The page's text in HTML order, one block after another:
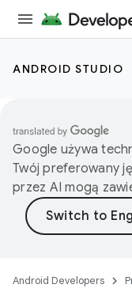
ANDROID STUDIO
Google używa
Twój preferowany
przez AI mogą
Android Developers